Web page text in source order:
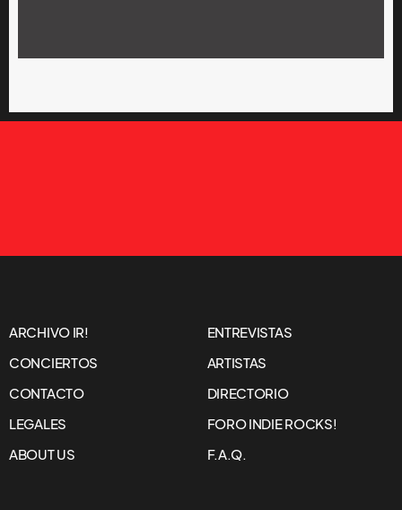
ARCHIVO IR!
ENTREVISTAS
CONCIERTOS
ARTISTAS
CONTACTO
DIRECTORIO
LEGALES
FORO INDIE ROCKS!
ABOUT US
F.A.Q.